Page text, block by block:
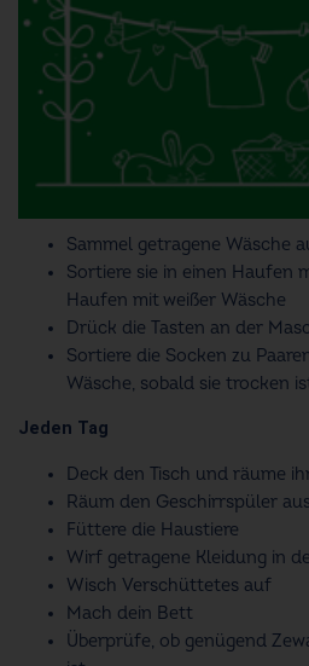
Sammel getragene Wäsche
Sortiere sie in einen Haufen
Haufen mit weißer Wäsche
Drück die Tasten an der
Sortiere die Socken zu
Wäsche, sobald sie trocken
Jeden Tag
Deck den Tisch und räume
Räum den Geschirrspüler
Füttere die Haustiere
Wirf getragene Kleidung in
Wisch Verschüttetes auf
Mach dein Bett
Überprüfe, ob genügend